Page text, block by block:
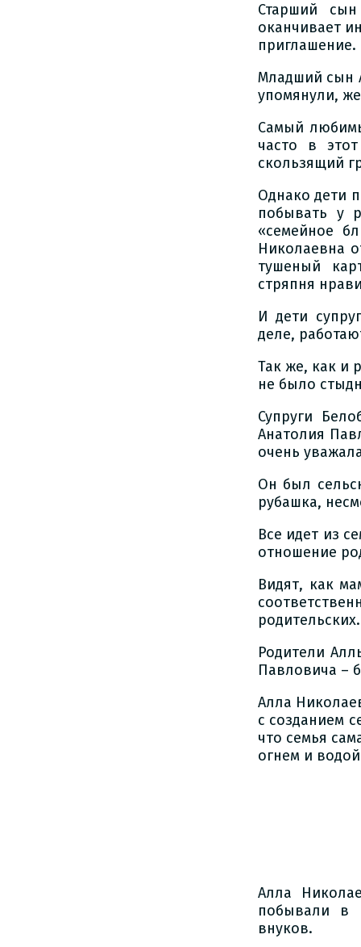
Старший
оканчивает
Младший сын
упомянули,
Самый
часто в
скользящий
Однако дети
побывать у
«семейное
Николаевна
тушеный
стряпня
И дети
деле,
Так же, как и
не было
Супруги
Анатолия
очень
Он был
рубашка,
Все идет из
отношение
Видят, как
родительских.
Родители
Павловича –
Алла
с созданием
что семья
огнем и
Алла
побывали в
внуков.